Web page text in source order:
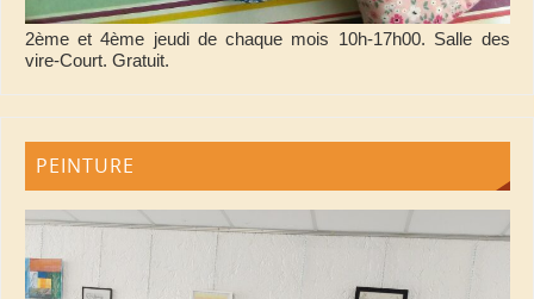
2ème et 4ème jeudi de chaque mois 10h-17h00. Salle des
vire-Court. Gratuit.
PEINTURE